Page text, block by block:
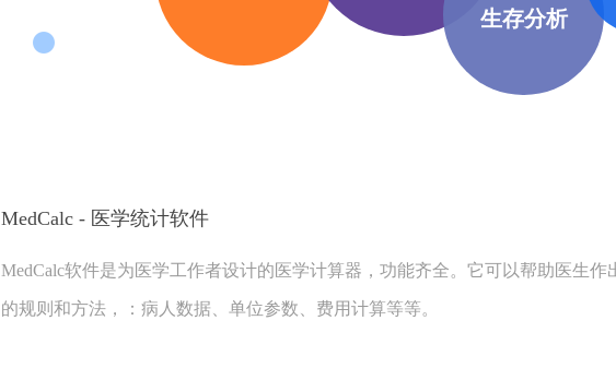
MedCalc - 医学统计软件
MedCalc软件是为医学工作者设计的医学计算器，功能齐全。它可以帮助医生
的规则和方法，：病人数据、单位参数、费用计算等等。
生存分析